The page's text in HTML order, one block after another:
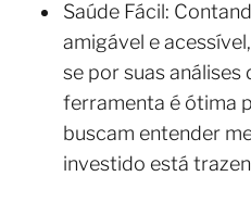
Saúde Fácil:
amigável e
se por suas
ferramenta é ótima
buscam entender
investido está